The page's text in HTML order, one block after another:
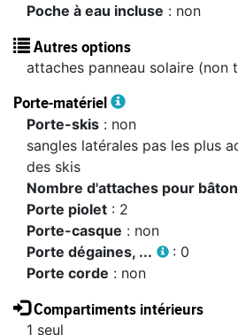
Poche à eau incluse : non
Autres options
attaches panneau solaire (non
Porte-matériel
Porte-skis : non
sangles latérales pas les plus
des skis
Nombre d'attaches pour
Porte piolet : 2
Porte-casque : non
Porte dégaines, ...
: 0
Porte corde : non
Compartiments intérieurs
1 seul